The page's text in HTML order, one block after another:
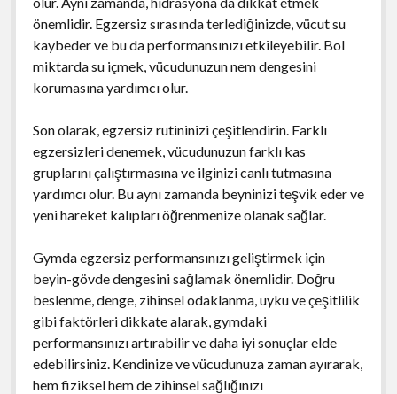
önemlidir. Egzersiz sırasında terlediğinizde, vücut su
kaybeder ve bu da performansınızı etkileyebilir. Bol
miktarda su içmek, vücudunuzun nem dengesini
korumasına yardımcı olur.
Son olarak, egzersiz rutininizi çeşitlendirin. Farklı
egzersizleri denemek, vücudunuzun farklı kas
gruplarını çalıştırmasına ve ilginizi canlı tutmasına
yardımcı olur. Bu aynı zamanda beyninizi teşvik eder ve
yeni hareket kalıpları öğrenmenize olanak sağlar.
Gymda egzersiz performansınızı geliştirmek için
beyin-gövde dengesini sağlamak önemlidir. Doğru
beslenme, denge, zihinsel odaklanma, uyku ve çeşitlilik
gibi faktörleri dikkate alarak, gymdaki
performansınızı artırabilir ve daha iyi sonuçlar elde
edebilirsiniz. Kendinize ve vücudunuza zaman ayırarak,
hem fiziksel hem de zihinsel sağlığınızı